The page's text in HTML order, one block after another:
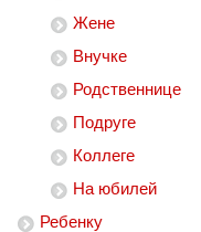
Жене
Внучке
Родственнице
Подруге
Коллеге
На юбилей
Ребенку